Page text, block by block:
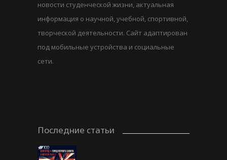
новости студенческой жизни, актуальная
информация о научной, учебной, спортивной,
творческой деятельности. Сайт адаптирован
под мобильные устройства и социальные
сети.
Последние статьи